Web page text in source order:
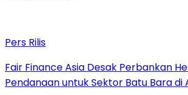
Pers Rilis
Fair Finance Asia Desak Perbankan
Pendanaan untuk Sektor Batu Bara di